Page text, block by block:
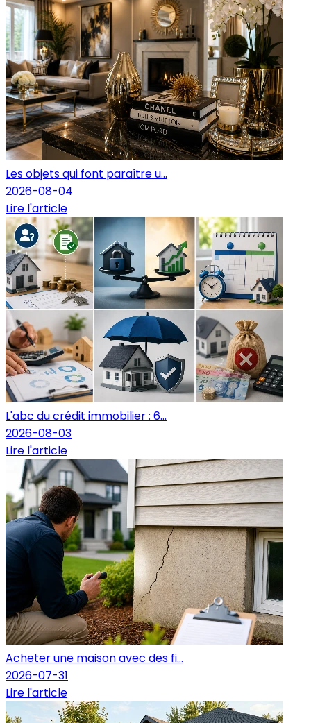
Les objets qui font paraître u...
2026-08-04
Lire l'article
L'abc du crédit immobilier : 6...
2026-08-03
Lire l'article
Acheter une maison avec des fi...
2026-07-31
Lire l'article